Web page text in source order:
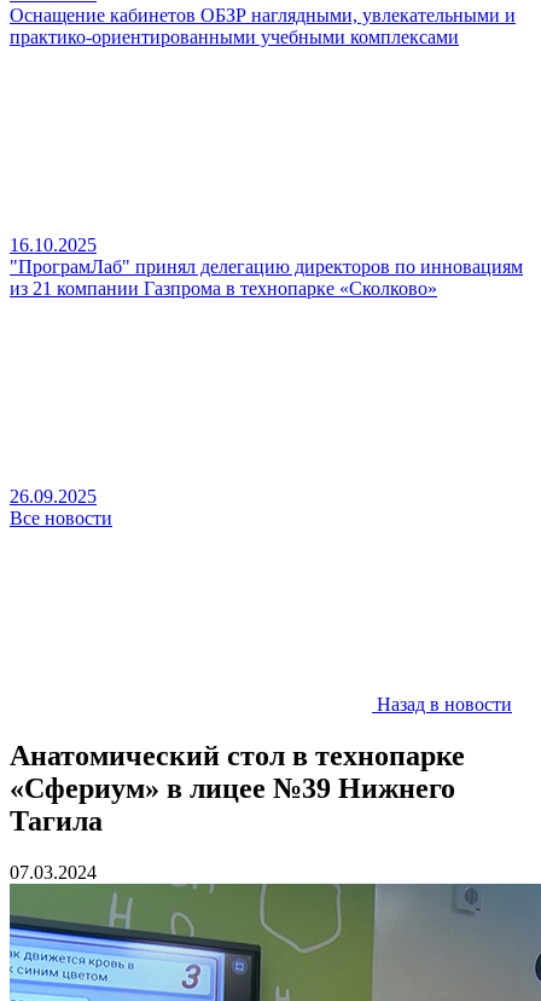
Оснащение кабинетов ОБЗР наглядными, увлекательными и
практико‑ориентированными учебными комплексами
16.10.2025
"ПрограмЛаб" принял делегацию директоров по инновациям
из 21 компании Газпрома в технопарке «Сколково»
26.09.2025
Все новости
Назад в новости
Анатомический стол в технопарке
«Сфериум» в лицее №39 Нижнего
Тагила
07.03.2024